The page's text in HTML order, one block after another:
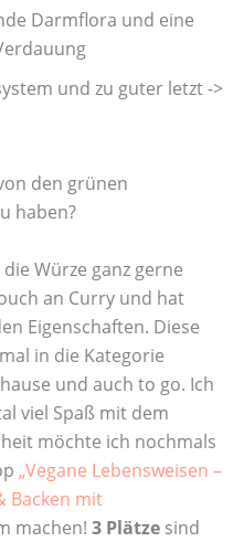
Darmflora und eine
und zu guter letzt ->
den grünen
haben?
Würze ganz gerne
an Curry und hat
Eigenschaften. Diese
in die Kategorie
und auch to go. Ich
viel Spaß mit dem
möchte ich nochmals
„Vegane Lebensweisen –
Backen mit
machen! 3 Plätzesind